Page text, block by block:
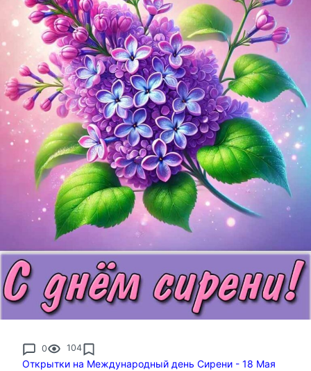
0 104
Открытки на Международный день Сирени - 18 Мая